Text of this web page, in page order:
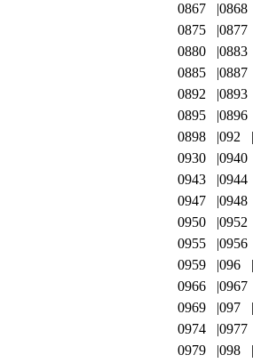
0867
0868
0875
0877
0880
0883
0885
0887
0892
0893
0895
0896
0898
092
0930
0940
0943
0944
0947
0948
0950
0952
0955
0956
0959
096
0966
0967
0969
097
0974
0977
0979
098